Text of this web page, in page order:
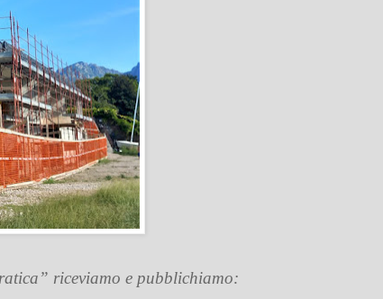
riceviamo e pubblichiamo: